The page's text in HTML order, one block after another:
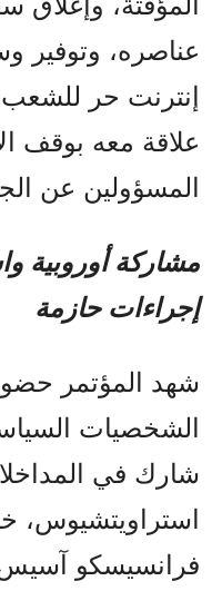
عناصره، وتوفير
إنترنت حر للشعب
علاقة معه بوقف
المسؤولين عن
مشاركة أوروبية
إجراءات حازمة
شهد المؤتمر
الشخصيات
شارك في
استراويتشيوس،
فرانسيسكو آسيس،